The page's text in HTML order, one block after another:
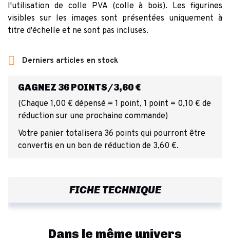
l'utilisation de colle PVA (colle à bois). Les figurines
visibles sur les images sont présentées uniquement à
titre d'échelle et ne sont pas incluses.
 Derniers articles en stock
GAGNEZ 36 POINTS/3,60 €
(Chaque 1,00 € dépensé = 1 point, 1 point = 0,10 € de
réduction sur une prochaine commande)
Votre panier totalisera 36 points qui pourront être
convertis en un bon de réduction de 3,60 €.
FICHE TECHNIQUE
Dans le même univers